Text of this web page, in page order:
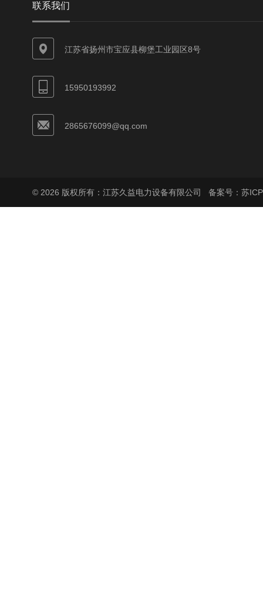
联系我们
江苏省扬州市宝应县柳堡工业园区8号
15950193992
2865676099@qq.com
© 2026 版权所有：江苏久益电力设备有限公司 备案号：苏